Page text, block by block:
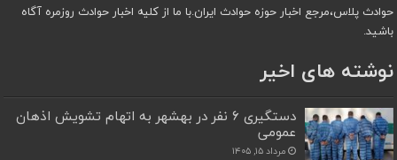
حوادث پلاس،مرجع اخبار حوزه حوادث ایران.با ما از کلیه اخبار حوادث روزمره آگاه
باشید.
نوشته های اخیر
دستگیری ۶ نفر در بهشهر به اتهام تشویش اذهان
عمومی
مرداد ۱۵, ۱۴۰۵